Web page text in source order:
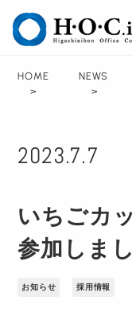
HOME NEWS
2023.7.7
いちごカ
参加しま
お知らせ 採用情報